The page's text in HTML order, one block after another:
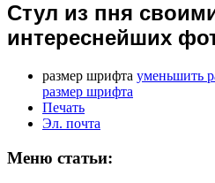
Стул из пня
интереснейших
размер шрифта уменьшить
размер шрифта
Печать
Эл. почта
Меню статьи: